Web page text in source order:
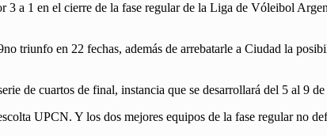
a 1 en el cierre de la fase regular de la Liga de Vóleibol
triunfo en 22 fechas, además de arrebatarle a Ciudad la
de cuartos de final, instancia que se desarrollará del 5 al 9
UPCN. Y los dos mejores equipos de la fase regular no